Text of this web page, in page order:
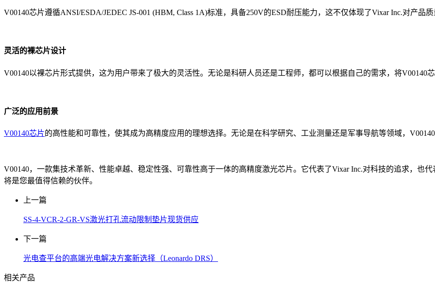
V00140芯片遵循ANSI/ESDA/JEDEC JS-001 (HBM, Class 1A)标准，具备250V的ESD耐压能力，这不仅体现了Vixar Inc.对产品
灵活的裸芯片设计
V00140以裸芯片形式提供，这为用户带来了极大的灵活性。无论是科研人员还是工程师，都可以根据自己的需求，将V00140
广泛的应用前景
V00140芯片的高性能和可靠性，使其成为高精度应用的理想选择。无论是在科学研究、工业测量还是军事导航等领域，
V00140，一款集技术革新、性能卓越、稳定性强、可靠性高于一体的高精度激光芯片。它代表了Vixar Inc.对科技的追求，也
将是您最值得信赖的伙伴。
上一篇
SS-4-VCR-2-GR-VS激光打孔流动限制垫片现货供应
下一篇
光电查平台的高端光电解决方案新选择（Leonardo DRS）
相关产品